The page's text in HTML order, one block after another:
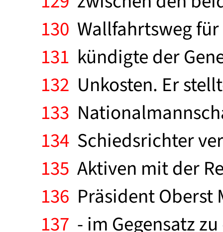
130 Wallfahrtsweg
131 kündigte der
132 Unkosten. Er
133
134 Schiedsrichter
135 Aktiven mit der
136 Präsident Oberst
137 - im Gegensatz